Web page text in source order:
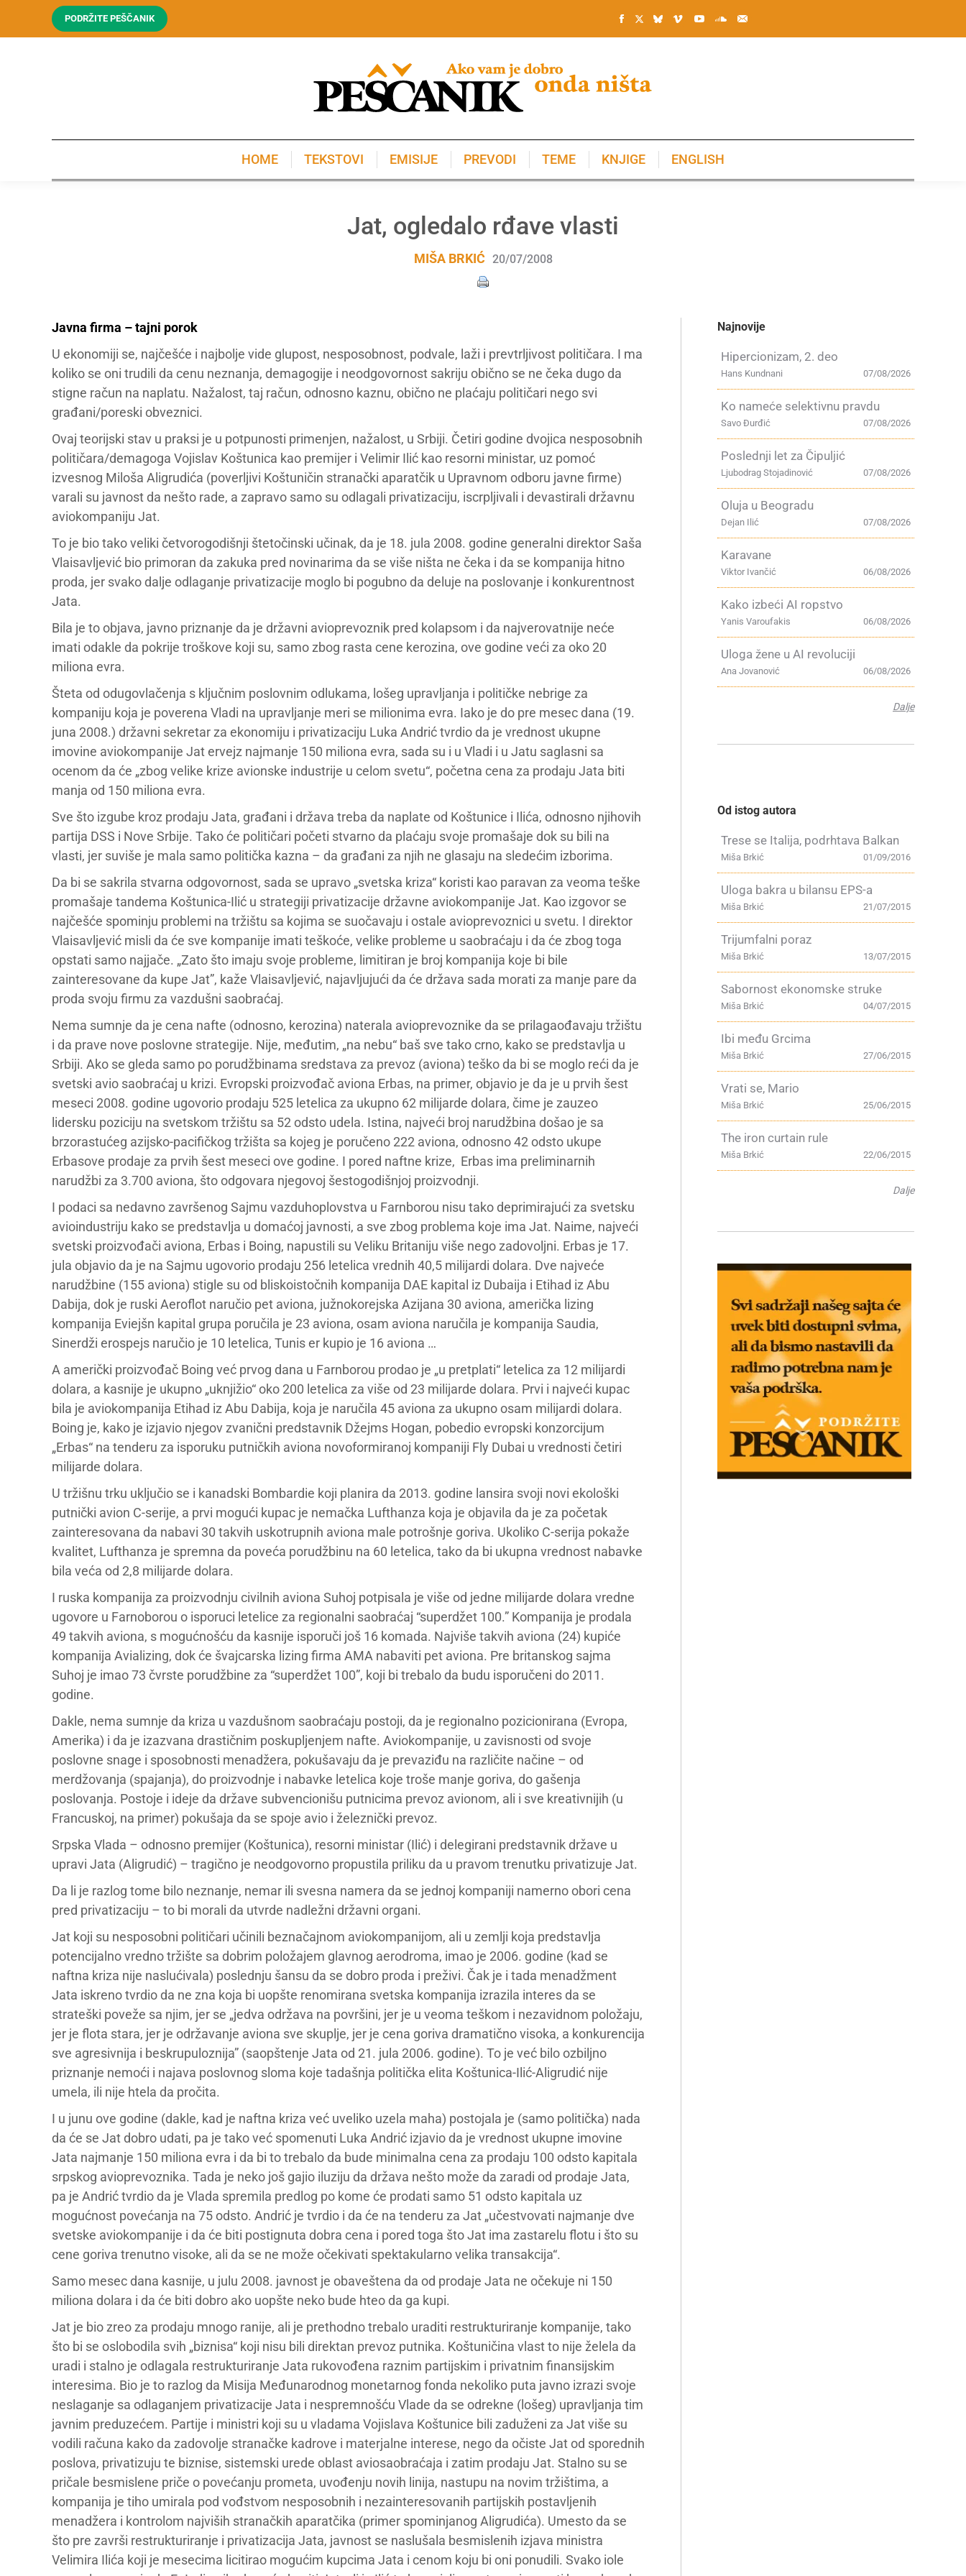
PODRŽITE PEŠČANIK
HOME TEKSTOVI EMISIJE PREVODI TEME KNJIGE ENGLISH
Jat, ogledalo rđave vlasti
MIŠA BRKIĆ 20/07/2008
Javna firma – tajni porok
U ekonomiji se, najčešće i najbolje vide glupost, nesposobnost, podvale, laži i prevtrljivost političara. I ma
koliko se oni trudili da cenu neznanja, demagogije i neodgovornost sakriju obično se ne čeka dugo da
stigne račun na naplatu. Nažalost, taj račun, odnosno kaznu, obično ne plaćaju političari nego svi
građani/poreski obveznici.
Ovaj teorijski stav u praksi je u potpunosti primenjen, nažalost, u Srbiji. Četiri godine dvojica nesposobnih
političara/demagoga Vojislav Koštunica kao premijer i Velimir Ilić kao resorni ministar, uz pomoć
izvesnog Miloša Aligrudića (poverljivi Koštuničin stranački aparatčik u Upravnom odboru javne firme)
varali su javnost da nešto rade, a zapravo samo su odlagali privatizaciju, iscrpljivali i devastirali državnu
aviokompaniju Jat.
To je bio tako veliki četvorogodišnji štetočinski učinak, da je 18. jula 2008. godine generalni direktor Saša
Vlaisavljević bio primoran da zakuka pred novinarima da se više ništa ne čeka i da se kompanija hitno
proda, jer svako dalje odlaganje privatizacije moglo bi pogubno da deluje na poslovanje i konkurentnost
Jata.
Bila je to objava, javno priznanje da je državni avioprevoznik pred kolapsom i da najverovatnije neće
imati odakle da pokrije troškove koji su, samo zbog rasta cene kerozina, ove godine veći za oko 20
miliona evra.
Šteta od odugovlačenja s ključnim poslovnim odlukama, lošeg upravljanja i političke nebrige za
kompaniju koja je poverena Vladi na upravljanje meri se milionima evra. Iako je do pre mesec dana (19.
juna 2008.) državni sekretar za ekonomiju i privatizaciju Luka Andrić tvrdio da je vrednost ukupne
imovine aviokompanije Jat ervejz najmanje 150 miliona evra, sada su i u Vladi i u Jatu saglasni sa
ocenom da će „zbog velike krize avionske industrije u celom svetu“, početna cena za prodaju Jata biti
manja od 150 miliona evra.
Sve što izgube kroz prodaju Jata, građani i država treba da naplate od Koštunice i Ilića, odnosno njihovih
partija DSS i Nove Srbije. Tako će političari početi stvarno da plaćaju svoje promašaje dok su bili na
vlasti, jer suviše je mala samo politička kazna – da građani za njih ne glasaju na sledećim izborima.
Da bi se sakrila stvarna odgovornost, sada se upravo „svetska kriza“ koristi kao paravan za veoma teške
promašaje tandema Koštunica-Ilić u strategiji privatizacije državne aviokompanije Jat. Kao izgovor se
najčešće spominju problemi na tržištu sa kojima se suočavaju i ostale avioprevoznici u svetu. I direktor
Vlaisavljević misli da će sve kompanije imati teškoće, velike probleme u saobraćaju i da će zbog toga
opstati samo najjače. „Zato što imaju svoje probleme, limitiran je broj kompanija koje bi bile
zainteresovane da kupe Jat”, kaže Vlaisavljević, najavljujući da će država sada morati za manje pare da
proda svoju firmu za vazdušni saobraćaj.
Nema sumnje da je cena nafte (odnosno, kerozina) naterala avioprevoznike da se prilagaođavaju tržištu
i da prave nove poslovne strategije. Nije, međutim, „na nebu“ baš sve tako crno, kako se predstavlja u
Srbiji. Ako se gleda samo po porudžbinama sredstava za prevoz (aviona) teško da bi se moglo reći da je
svetski avio saobraćaj u krizi. Evropski proizvođač aviona Erbas, na primer, objavio je da je u prvih šest
meseci 2008. godine ugovorio prodaju 525 letelica za ukupno 62 milijarde dolara, čime je zauzeo
lidersku poziciju na svetskom tržištu sa 52 odsto udela. Istina, najveći broj narudžbina došao je sa
brzorastućeg azijsko-pacifičkog tržišta sa kojeg je poručeno 222 aviona, odnosno 42 odsto ukupe
Erbasove prodaje za prvih šest meseci ove godine. I pored naftne krize, Erbas ima preliminarnih
narudžbi za 3.700 aviona, što odgovara njegovoj šestogodišnjoj proizvodnji.
I podaci sa nedavno završenog Sajmu vazduhoplovstva u Farnborou nisu tako deprimirajući za svetsku
avioindustriju kako se predstavlja u domaćoj javnosti, a sve zbog problema koje ima Jat. Naime, najveći
svetski proizvođači aviona, Erbas i Boing, napustili su Veliku Britaniju više nego zadovoljni. Erbas je 17.
jula objavio da je na Sajmu ugovorio prodaju 256 letelica vrednih 40,5 milijardi dolara. Dve najveće
narudžbine (155 aviona) stigle su od bliskoistočnih kompanija DAE kapital iz Dubaija i Etihad iz Abu
Dabija, dok je ruski Aeroflot naručio pet aviona, južnokorejska Azijana 30 aviona, američka lizing
kompanija Eviejšn kapital grupa poručila je 23 aviona, osam aviona naručila je kompanija Saudia,
Sinerdži erospejs naručio je 10 letelica, Tunis er kupio je 16 aviona …
A američki proizvođač Boing već prvog dana u Farnborou prodao je „u pretplati“ letelica za 12 milijardi
dolara, a kasnije je ukupno „uknjižio“ oko 200 letelica za više od 23 milijarde dolara. Prvi i najveći kupac
bila je aviokompanija Etihad iz Abu Dabija, koja je naručila 45 aviona za ukupno osam milijardi dolara.
Boing je, kako je izjavio njegov zvanični predstavnik Džejms Hogan, pobedio evropski konzorcijum
„Erbas“ na tenderu za isporuku putničkih aviona novoformiranoj kompaniji Fly Dubai u vrednosti četiri
milijarde dolara.
U tržišnu trku uključio se i kanadski Bombardie koji planira da 2013. godine lansira svoji novi ekološki
putnički avion C-serije, a prvi mogući kupac je nemačka Lufthanza koja je objavila da je za početak
zainteresovana da nabavi 30 takvih uskotrupnih aviona male potrošnje goriva. Ukoliko C-serija pokaže
kvalitet, Lufthanza je spremna da poveća porudžbinu na 60 letelica, tako da bi ukupna vrednost nabavke
bila veća od 2,8 milijarde dolara.
I ruska kompanija za proizvodnju civilnih aviona Suhoj potpisala je više od jedne milijarde dolara vredne
ugovore u Farnoborou o isporuci letelice za regionalni saobraćaj “superdžet 100.” Kompanija je prodala
49 takvih aviona, s mogućnošću da kasnije isporuči još 16 komada. Najviše takvih aviona (24) kupiće
kompanija Avializing, dok će švajcarska lizing firma AMA nabaviti pet aviona. Pre britanskog sajma
Suhoj je imao 73 čvrste porudžbine za “superdžet 100”, koji bi trebalo da budu isporučeni do 2011.
godine.
Dakle, nema sumnje da kriza u vazdušnom saobraćaju postoji, da je regionalno pozicionirana (Evropa,
Amerika) i da je izazvana drastičnim poskupljenjem nafte. Aviokompanije, u zavisnosti od svoje
poslovne snage i sposobnosti menadžera, pokušavaju da je prevaziđu na različite načine – od
merdžovanja (spajanja), do proizvodnje i nabavke letelica koje troše manje goriva, do gašenja
poslovanja. Postoje i ideje da države subvencionišu putnicima prevoz avionom, ali i sve kreativnijih (u
Francuskoj, na primer) pokušaja da se spoje avio i železnički prevoz.
Srpska Vlada – odnosno premijer (Koštunica), resorni ministar (Ilić) i delegirani predstavnik države u
upravi Jata (Aligrudić) – tragično je neodgovorno propustila priliku da u pravom trenutku privatizuje Jat.
Da li je razlog tome bilo neznanje, nemar ili svesna namera da se jednoj kompaniji namerno obori cena
pred privatizaciju – to bi morali da utvrde nadležni državni organi.
Jat koji su nesposobni političari učinili beznačajnom aviokompanijom, ali u zemlji koja predstavlja
potencijalno vredno tržište sa dobrim položajem glavnog aerodroma, imao je 2006. godine (kad se
naftna kriza nije naslućivala) poslednju šansu da se dobro proda i preživi. Čak je i tada menadžment
Jata iskreno tvrdio da ne zna koja bi uopšte renomirana svetska kompanija izrazila interes da se
strateški poveže sa njim, jer se „jedva održava na površini, jer je u veoma teškom i nezavidnom položaju,
jer je flota stara, jer je održavanje aviona sve skuplje, jer je cena goriva dramatično visoka, a konkurencija
sve agresivnija i beskrupuloznija” (saopštenje Jata od 21. jula 2006. godine). To je već bilo ozbiljno
priznanje nemoći i najava poslovnog sloma koje tadašnja politička elita Koštunica-Ilić-Aligrudić nije
umela, ili nije htela da pročita.
I u junu ove godine (dakle, kad je naftna kriza već uveliko uzela maha) postojala je (samo politička) nada
da će se Jat dobro udati, pa je tako već spomenuti Luka Andrić izjavio da je vrednost ukupne imovine
Jata najmanje 150 miliona evra i da bi to trebalo da bude minimalna cena za prodaju 100 odsto kapitala
srpskog avioprevoznika. Tada je neko još gajio iluziju da država nešto može da zaradi od prodaje Jata,
pa je Andrić tvrdio da je Vlada spremila predlog po kome će prodati samo 51 odsto kapitala uz
mogućnost povećanja na 75 odsto. Andrić je tvrdio i da će na tenderu za Jat „učestvovati najmanje dve
svetske aviokompanije i da će biti postignuta dobra cena i pored toga što Jat ima zastarelu flotu i što su
cene goriva trenutno visoke, ali da se ne može očekivati spektakularno velika transakcija“.
Samo mesec dana kasnije, u julu 2008. javnost je obaveštena da od prodaje Jata ne očekuje ni 150
miliona dolara i da će biti dobro ako uopšte neko bude hteo da ga kupi.
Jat je bio zreo za prodaju mnogo ranije, ali je prethodno trebalo uraditi restrukturiranje kompanije, tako
što bi se oslobodila svih „biznisa“ koji nisu bili direktan prevoz putnika. Koštuničina vlast to nije želela da
uradi i stalno je odlagala restrukturiranje Jata rukovođena raznim partijskim i privatnim finansijskim
interesima. Bio je to razlog da Misija Međunarodnog monetarnog fonda nekoliko puta javno izrazi svoje
neslaganje sa odlaganjem privatizacije Jata i nespremnošću Vlade da se odrekne (lošeg) upravljanja tim
javnim preduzećem. Partije i ministri koji su u vladama Vojislava Koštunice bili zaduženi za Jat više su
vodili računa kako da zadovolje stranačke kadrove i materjalne interese, nego da očiste Jat od sporednih
poslova, privatizuju te biznise, sistemski urede oblast aviosaobraćaja i zatim prodaju Jat. Stalno su se
pričale besmislene priče o povećanju prometa, uvođenju novih linija, nastupu na novim tržištima, a
kompanija je tiho umirala pod vođstvom nesposobnih i nezainteresovanih partijskih postavljenih
menadžera i kontrolom najviših stranačkih aparatčika (primer spominjanog Aligrudića). Umesto da se
što pre završi restrukturiranje i privatizacija Jata, javnost se naslušala besmislenih izjava ministra
Velimira Ilića koji je mesecima licitirao mogućim kupcima Jata i cenom koju bi oni ponudili. Svako iole
Najnovije
Hipercionizam, 2. deo
07/08/2026
Hans Kundnani
Ko nameće selektivnu pravdu
07/08/2026
Savo Đurđić
Poslednji let za Čipuljić
07/08/2026
Ljubodrag Stojadinović
Oluja u Beogradu
07/08/2026
Dejan Ilić
Karavane
06/08/2026
Viktor Ivančić
Kako izbeći AI ropstvo
06/08/2026
Yanis Varoufakis
Uloga žene u AI revoluciji
06/08/2026
Ana Jovanović
Dalje
Od istog autora
Trese se Italija, podrhtava Balkan
01/09/2016
Miša Brkić
Uloga bakra u bilansu EPS-a
21/07/2015
Miša Brkić
Trijumfalni poraz
13/07/2015
Miša Brkić
Sabornost ekonomske struke
04/07/2015
Miša Brkić
Ibi među Grcima
27/06/2015
Miša Brkić
Vrati se, Mario
25/06/2015
Miša Brkić
The iron curtain rule
22/06/2015
Miša Brkić
Dalje
KNJIGE ENGLISH